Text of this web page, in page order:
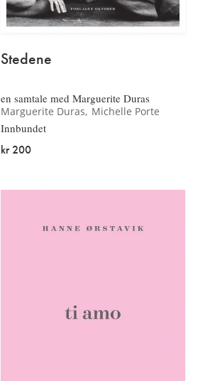
Stedene
en samtale med Marguerite Duras
Marguerite Duras Michelle Porte
Innbundet
kr 200